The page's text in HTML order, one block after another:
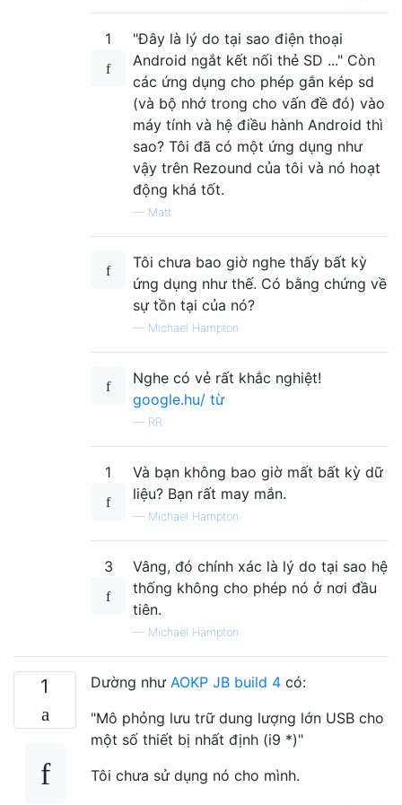
1
"Đây là lý do tại sao điện thoại
Android ngắt kết nối thẻ SD ..." Còn
các ứng dụng cho phép gắn kép sd
(và bộ nhớ trong cho vấn đề đó) vào
máy tính và hệ điều hành Android thì
sao? Tôi đã có một ứng dụng như
vậy trên Rezound của tôi và nó hoạt
động khá tốt.
— Matt
Tôi chưa bao giờ nghe thấy bất kỳ
ứng dụng như thế. Có bằng chứng về
sự tồn tại của nó?
— Michael Hampton
Nghe có vẻ rất khắc nghiệt!
google.hu/ từ
— RR
1
Và bạn không bao giờ mất bất kỳ dữ
liệu? Bạn rất may mắn.
— Michael Hampton
3
Vâng, đó chính xác là lý do tại sao hệ
thống không cho phép nó ở nơi đầu
tiên.
— Michael Hampton
1 Dường như AOKP JB build 4 có:
"Mô phỏng lưu trữ dung lượng lớn USB cho
một số thiết bị nhất định (i9 *)"
Tôi chưa sử dụng nó cho mình.